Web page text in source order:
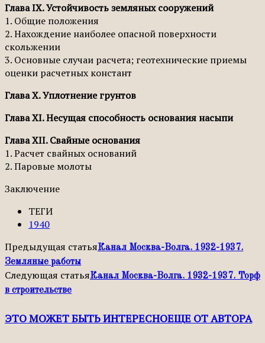
Глава IX. Устойчивость земляных сооружений
1. Общие положения
2. Нахождение наиболее опасной поверхности
скольжении
3. Основные случаи расчета; геотехнические приемы
оценки расчетных констант
Глава X. Уплотнение грунтов
Глава XI. Несущая способность основания насыпи
Глава XII. Свайные основания
1. Расчет свайных оснований
2. Паровые молоты
Заключение
ТЕГИ
1940
Предыдущая статьяКанал Москва-Волга. 1932-1937.
Земляные работы
Следующая статьяКанал Москва-Волга. 1932-1937. Торф
в строительстве
ЭТО МОЖЕТ БЫТЬ ИНТЕРЕСНОЕЩЕ ОТ АВТОРА